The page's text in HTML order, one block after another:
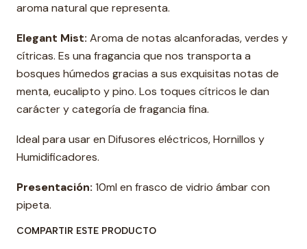
aroma natural que representa.
Elegant Mist: Aroma de notas alcanforadas, verdes y
cítricas. Es una fragancia que nos transporta a
bosques húmedos gracias a sus exquisitas notas de
menta, eucalipto y pino. Los toques cítricos le dan
carácter y categoría de fragancia fina.
Ideal para usar en Difusores eléctricos, Hornillos y
Humidificadores.
Presentación:10ml en frasco de vidrio ámbar con
pipeta.
COMPARTIR ESTE PRODUCTO